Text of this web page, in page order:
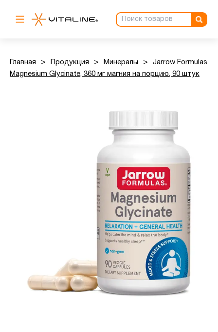
Главная > Продукция > Минералы >
Jarrow Formulas
Magnesium Glycinate, 360 мг магния на порцию, 90 штук